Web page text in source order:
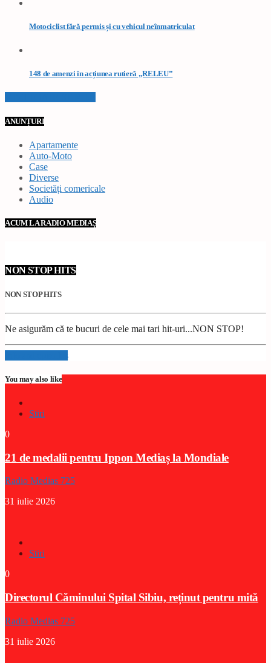
Motociclist fără permis și cu vehicul neînmatriculat
148 de amenzi în acțiunea rutieră „RELEU”
ANUNȚURI
Apartamente
Auto-Moto
Case
Diverse
Societăți comericale
Audio
ACUM LA RADIO MEDIAȘ
NON STOP HITS
NON STOP HITS
Ne asigurăm că te bucuri de cele mai tari hit-uri...NON STOP!
Info and episodes
You may also like
Stiri
0
21 de medalii pentru Ippon Mediaș la Mondiale
Radio Medias 725
31 iulie 2026
Stiri
0
Directorul Căminului Spital Sibiu, reținut pentru mită
Radio Medias 725
31 iulie 2026